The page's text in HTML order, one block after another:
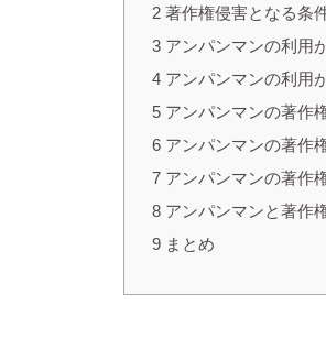
2 著作権侵害となる条
3 アンパンマンの利用
4 アンパンマンの利用
5 アンパンマンの著作
6 アンパンマンの著作
7 アンパンマンの著作
8 アンパンマンと著作
9 まとめ